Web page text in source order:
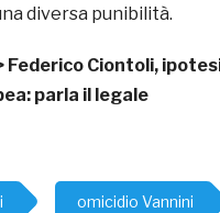
diversa punibilità.
Federico Ciontoli,
parla il legale
omicidio Vannini